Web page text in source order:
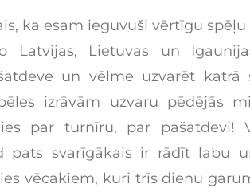
ka esam ieguvuši vērtīgu
Latvijas, Lietuvas un
un vēlme uzvarēt katrā
izrāvām uzvaru pēdējās
par turnīru, par pašatdevi!
pats svarīgākais ir rādīt labu
vēcakiem, kuri trīs dienu